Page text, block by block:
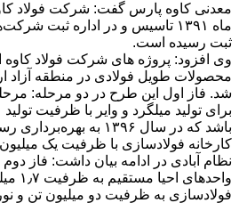
ماه ۱۳۹۱ تاسیس و در اداره ثبت
ثبت رسیده است.
وی افزود: پروژه های شرکت فولاد کاوه
محصولات طویل فولادی در منطقه آزاد
شد. فاز اول این طرح در دو مرحله:
باشد که در سال ۱۳۹۶ به
کارخانه فولادسازی با ظرفیت یک
نظام آبادی در ادامه بیان داشت: فاز
فولادسازی به ظرفیت دو میلیون تن و